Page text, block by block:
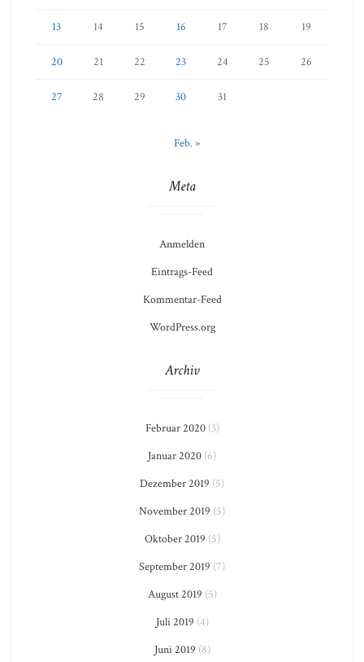
13 14 15 16 17 18 19
20 21 22 23 24 25 26
27 28 29 30 31
Feb. »
Meta
Anmelden
Eintrags-Feed
Kommentar-Feed
WordPress.org
Archiv
Februar 2020(3)
Januar 2020 (6)
Dezember 2019 (5)
November 2019 (5)
Oktober 2019 (5)
September 2019 (7)
August 2019 (5)
Juli 2019 (4)
Juni 2019 (8)